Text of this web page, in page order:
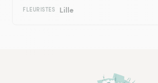
FLEURISTES Lille